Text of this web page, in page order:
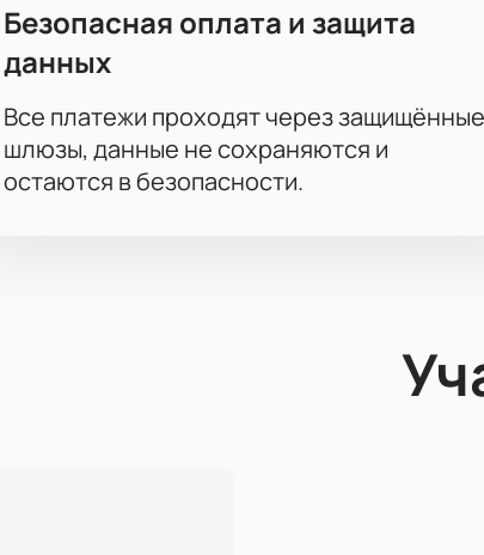
Безопасная оплата и защита
данных
Все платежи проходят через защищённые
шлюзы, данные не сохраняются и
остаются в безопасности.